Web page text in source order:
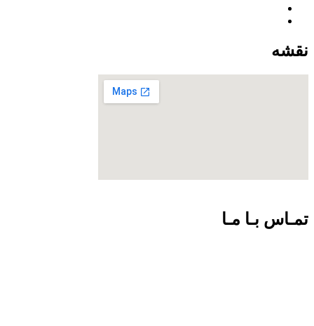
نقشه
تمـاس بـا مـا